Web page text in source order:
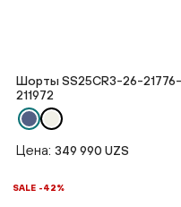
Шорты SS25CR3-26-21776-
211972
Цена: 349 990 UZS
SALE -42%